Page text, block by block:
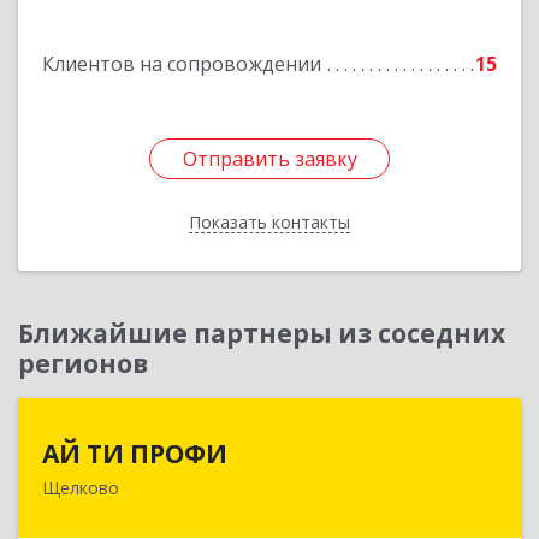
Клиентов на сопровождении 15
Отправить заявку
Показать контакты
Отправить заявку
Назад
Ближайшие партнеры из соседних
регионов
АЙ ТИ ПРОФИ
Щелково